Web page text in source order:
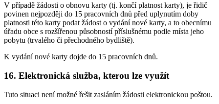
V případě žádosti o obnovu karty (tj. končí platnost karty), je řidič
povinen nejpozději do 15 pracovních dnů před uplynutím doby
platnosti této karty podat žádost o vydání nové karty, a to obecnímu
úřadu obce s rozšířenou působností příslušnému podle místa jeho
pobytu (trvalého či přechodného bydliště).
K vydání nové karty dojde do 15 pracovních dnů.
16. Elektronická služba, kterou lze využít
Tuto situaci není možné řešit zasláním žádosti elektronickou poštou.